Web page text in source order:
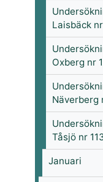
Laisbäck
Oxberg nr
Näverberg
Tåsjö nr
Januari